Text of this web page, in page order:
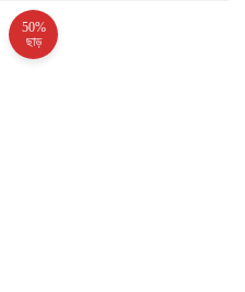
50%
ছাড়